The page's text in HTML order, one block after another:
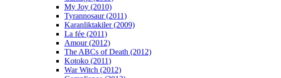
My Joy (2010)
Tyrannosaur (2011)
Karanliktakiler (2009)
La fée (2011)
Amour (2012)
The ABCs of Death (2012)
Kotoko (2011)
War Witch (2012)